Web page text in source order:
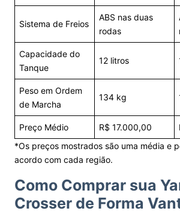
Sistema de Freios
ABS nas duas
rodas
Capacidade do
Tanque
12 litros
Peso em Ordem
de Marcha
134 kg
Preço Médio R$ 17.000,00
*Os preços mostrados são uma média e
acordo com cada região.
Como Comprar sua
Crosser de Forma